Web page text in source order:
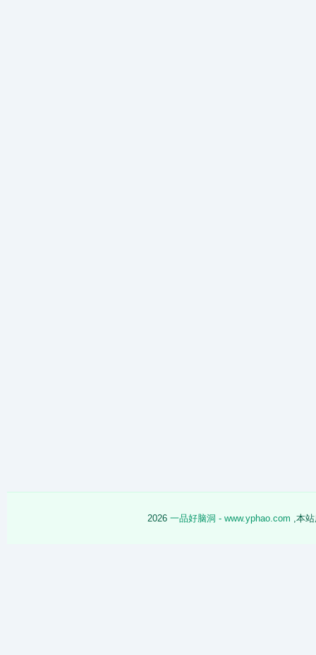
2026 一品好脑洞 - www.yphao.com ,本